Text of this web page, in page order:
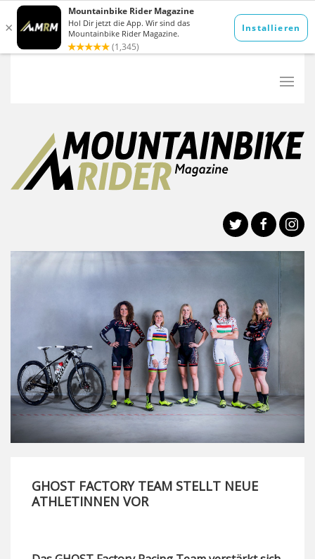
GHOST FACTORY TEAM STELLT NEUE
ATHLETINNEN VOR